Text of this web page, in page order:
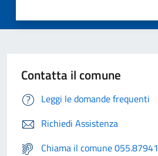
Contatta il comune
Leggi le domande frequenti
Richiedi Assistenza
Chiama il comune 055.87941